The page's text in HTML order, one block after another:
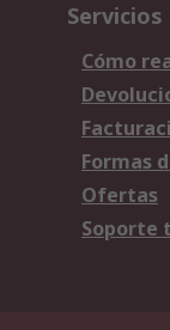
Servicios
Cómo
Formas
Ofertas
Soporte